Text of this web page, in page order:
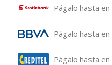
Págalo hasta en
Págalo hasta en
Págalo hasta en